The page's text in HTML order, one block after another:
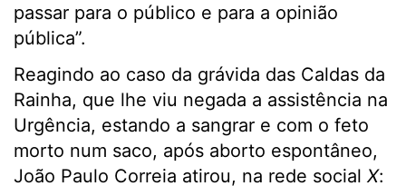
passar para o público e para a opinião
pública”.
Reagindo ao caso da grávida das Caldas da
Rainha, que lhe viu negada a assistência na
Urgência, estando a sangrar e com o feto
morto num saco, após aborto espontâneo,
João Paulo Correia atirou, na rede social X: